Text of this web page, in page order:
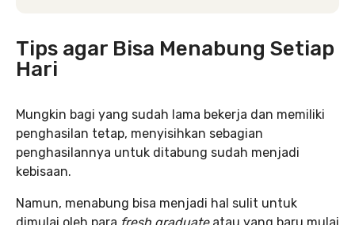
Tips agar Bisa Menabung Setiap
Hari
Mungkin bagi yang sudah lama bekerja dan memiliki
penghasilan tetap, menyisihkan sebagian
penghasilannya untuk ditabung sudah menjadi
kebisaan.
Namun, menabung bisa menjadi hal sulit untuk